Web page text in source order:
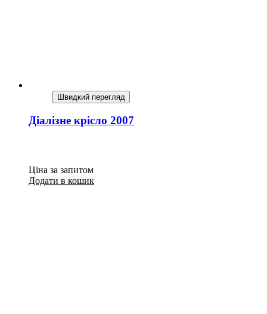
Швидкий перегляд
Діалізне крісло 2007
Ціна за запитом
Додати в кошик